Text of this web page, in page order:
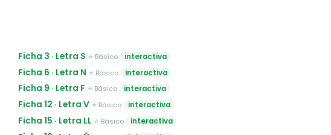
Ficha 3 · Letra S ⭐ Básico interactiva
Ficha 6 · Letra N ⭐ Básico interactiva
Ficha 9 · Letra F ⭐ Básico interactiva
Ficha 12 · Letra V ⭐ Básico interactiva
Ficha 15 · Letra LL ⭐ Básico interactiva